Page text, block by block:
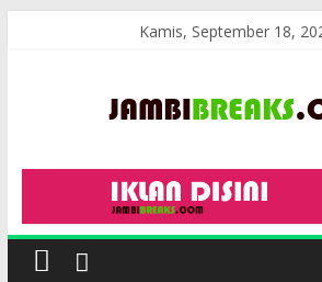
Kamis, September 18,
JambiBreaks